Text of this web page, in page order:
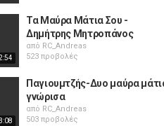
Τα Μαύρα Μάτια Σου -
Δημήτρης Μητροπάνος
από RC_Andreas
523 προβολές
Παγιουμτζής-Δυο μαύρα
γνώρισα
από RC_Andreas
503 προβολές